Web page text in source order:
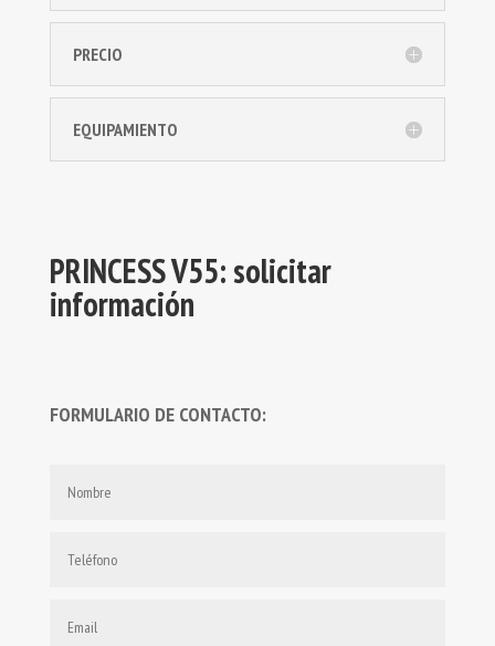
PRECIO
EQUIPAMIENTO
PRINCESS V55: solicitar
información
FORMULARIO DE CONTACTO: